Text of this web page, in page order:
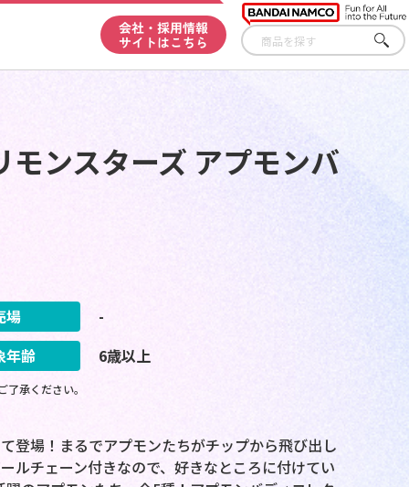
会社・採用情報
サイトはこちら
さが
す
ンスターズ アプモンバ
場
-
年齢
6歳以上
承ください。
登場！まるでアプモンたちがチップから飛び出し
ルチェーン付きなので、好きなところに付けてい